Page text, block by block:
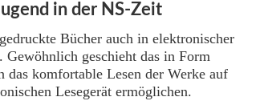
in der NS-Zeit
Bücher auch in elektronischer
Gewöhnlich geschieht das in Form
komfortable Lesen der Werke auf
Lesegerät ermöglichen.